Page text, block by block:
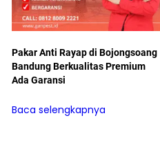
Pakar Anti Rayap di Bojongsoang
Bandung Berkualitas Premium
Ada Garansi
Baca selengkapnya